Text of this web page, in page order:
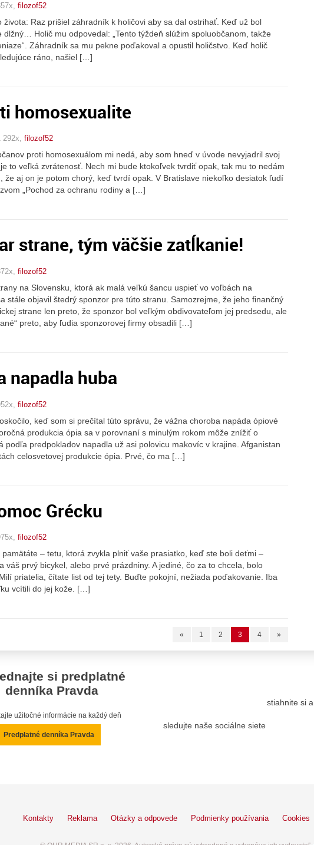
filozof52
života: Raz prišiel záhradník k holičovi aby sa dal ostrihať. Keď už bol
dlžný… Holič mu odpovedal: „Tento týždeň slúžim spoluobčanom, takže
Záhradník sa mu pekne poďakoval a opustil holičstvo. Keď holič
ráno, našiel […]
homosexualite
292x, filozof52
proti homosexuálom mi nedá, aby som hneď v úvode nevyjadril svoj
to veľká zvrátenosť. Nech mi bude ktokoľvek tvrdiť opak, tak mu to nedám
že aj on je potom chorý, keď tvrdí opak. V Bratislave niekoľko desiatok ľudí
„Pochod za ochranu rodiny a […]
strane, tým väčšie zatĺkanie!
filozof52
na Slovensku, ktorá ak malá veľkú šancu uspieť vo voľbách na
stále objavil štedrý sponzor pre túto stranu. Samozrejme, že jeho finančný
strane len preto, že sponzor bol veľkým obdivovateľom jej predsedu, ale
preto, aby ľudia sponzorovej firmy obsadili […]
napadla huba
filozof52
keď som si prečítal túto správu, že vážna choroba napáda ópiové
produkcia ópia sa v porovnaní s minulým rokom môže znížiť o
podľa predpokladov napadla už asi polovicu makovíc v krajine. Afganistan
celosvetovej produkcie ópia. Prvé, čo ma […]
Grécku
filozof52
– tetu, ktorá zvykla plniť vaše prasiatko, keď ste boli deťmi –
váš prvý bicykel, alebo prvé prázdniny. A jediné, čo za to chcela, bolo
priatelia, čítate list od tej tety. Buďte pokojní, nežiada poďakovanie. Iba
vcítili do jej kože. […]
« 1 2 3 4 »
si predplatné
denníka Pravda
užitočné informácie na každý deň
Predplatné denníka Pravda
sledujte naše sociálne siete
stiahnite si
Kontakty Reklama Otázky a odpovede Podmienky používania Cookies